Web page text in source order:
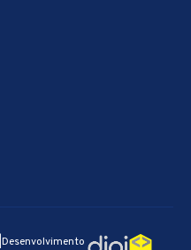
Desenvolvimento